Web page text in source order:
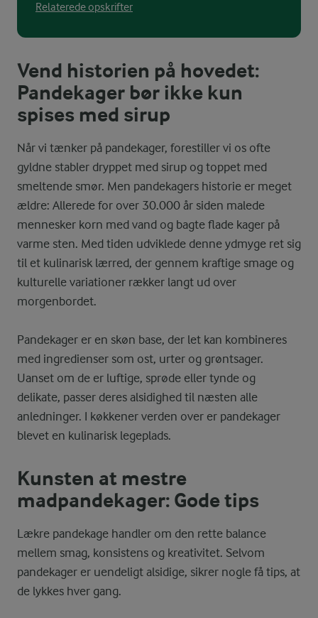
Relaterede opskrifter
Vend historien på hovedet:
Pandekager bør ikke kun
spises med sirup
Når vi tænker på pandekager, forestiller vi os ofte
gyldne stabler dryppet med sirup og toppet med
smeltende smør. Men pandekagers historie er meget
ældre: Allerede for over 30.000 år siden malede
mennesker korn med vand og bagte flade kager på
varme sten. Med tiden udviklede denne ydmyge ret sig
til et kulinarisk lærred, der gennem kraftige smage og
kulturelle variationer rækker langt ud over
morgenbordet.
Pandekager er en skøn base, der let kan kombineres
med ingredienser som ost, urter og grøntsager.
Uanset om de er luftige, sprøde eller tynde og
delikate, passer deres alsidighed til næsten alle
anledninger. I køkkener verden over er pandekager
blevet en kulinarisk legeplads.
Kunsten at mestre
madpandekager: Gode tips
Lækre pandekage handler om den rette balance
mellem smag, konsistens og kreativitet. Selvom
pandekager er uendeligt alsidige, sikrer nogle få tips, at
de lykkes hver gang.